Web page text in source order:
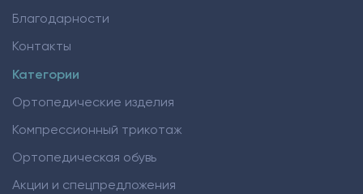
Благодарности
Контакты
Категории
Ортопедические изделия
Компрессионный трикотаж
Ортопедическая обувь
Акции и спецпредложения